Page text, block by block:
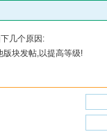
几个原因:
块发帖,以提高等级!